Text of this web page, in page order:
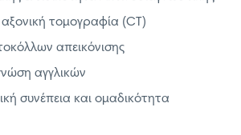
αξονική τομογραφία (CT)
απεικόνισης
αγγλικών
συνέπεια και ομαδικότητα